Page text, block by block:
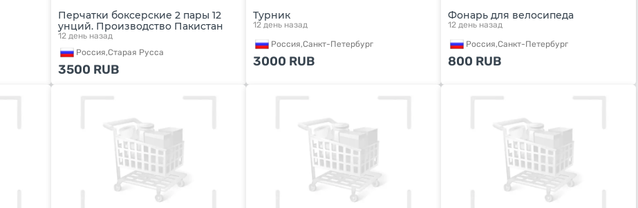
Перчатки боксерские 2 пары 12
унций. Производство Пакистан
12 день назад
Россия,Старая Русса
3500 RUB
Турник
12 день назад
Россия,Санкт-Петербург
3000 RUB
Фонарь для велосипеда
12 день назад
Россия,Санкт-Петербург
800 RUB